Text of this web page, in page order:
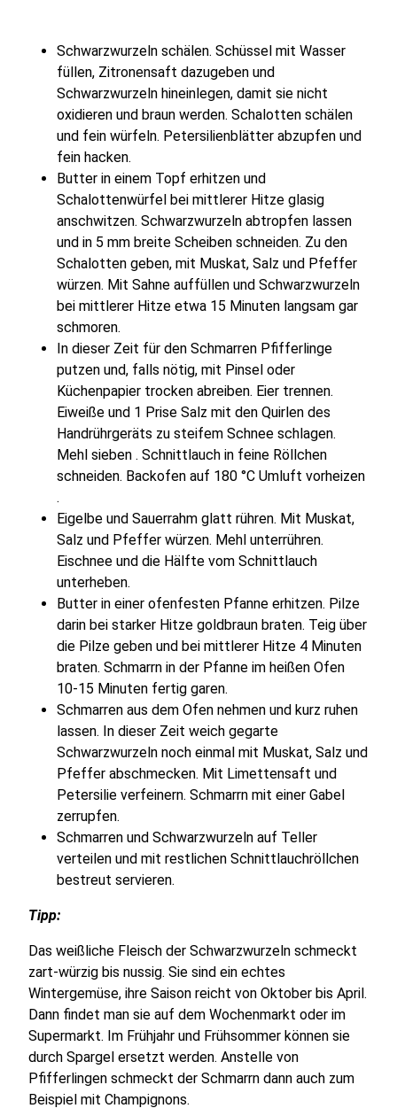
Schwarzwurzeln schälen. Schüssel mit Wasser
füllen, Zitronensaft dazugeben und
Schwarzwurzeln hineinlegen, damit sie nicht
oxidieren und braun werden. Schalotten schälen
und fein würfeln. Petersilienblätter abzupfen und
fein hacken.
Butter in einem Topf erhitzen und
Schalottenwürfel bei mittlerer Hitze glasig
anschwitzen. Schwarzwurzeln abtropfen lassen
und in 5 mm breite Scheiben schneiden. Zu den
Schalotten geben, mit Muskat, Salz und Pfeffer
würzen. Mit Sahne auffüllen und Schwarzwurzeln
bei mittlerer Hitze etwa 15 Minuten langsam gar
schmoren.
In dieser Zeit für den Schmarren Pfifferlinge
putzen und, falls nötig, mit Pinsel oder
Küchenpapier trocken abreiben. Eier trennen.
Eiweiße und 1 Prise Salz mit den Quirlen des
Handrührgeräts zu steifem Schnee schlagen.
Mehl sieben . Schnittlauch in feine Röllchen
schneiden. Backofen auf 180 °C Umluft vorheizen
.
Eigelbe und Sauerrahm glatt rühren. Mit Muskat,
Salz und Pfeffer würzen. Mehl unterrühren.
Eischnee und die Hälfte vom Schnittlauch
unterheben.
Butter in einer ofenfesten Pfanne erhitzen. Pilze
darin bei starker Hitze goldbraun braten. Teig über
die Pilze geben und bei mittlerer Hitze 4 Minuten
braten. Schmarrn in der Pfanne im heißen Ofen
10-15 Minuten fertig garen.
Schmarren aus dem Ofen nehmen und kurz ruhen
lassen. In dieser Zeit weich gegarte
Schwarzwurzeln noch einmal mit Muskat, Salz und
Pfeffer abschmecken. Mit Limettensaft und
Petersilie verfeinern. Schmarrn mit einer Gabel
zerrupfen.
Schmarren und Schwarzwurzeln auf Teller
verteilen und mit restlichen Schnittlauchröllchen
bestreut servieren.
Tipp:
Das weißliche Fleisch der Schwarzwurzeln schmeckt
zart-würzig bis nussig. Sie sind ein echtes
Wintergemüse, ihre Saison reicht von Oktober bis April.
Dann findet man sie auf dem Wochenmarkt oder im
Supermarkt. Im Frühjahr und Frühsommer können sie
durch Spargel ersetzt werden. Anstelle von
Pfifferlingen schmeckt der Schmarrn dann auch zum
Beispiel mit Champignons.